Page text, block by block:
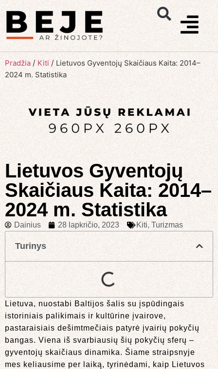
Pradžia / Kiti / Lietuvos Gyventojų Skaičiaus Kaita: 2014–
2024 m. Statistika
Lietuvos Gyventojų
Skaičiaus Kaita: 2014–
2024 m. Statistika
Dainius 28 lapkričio, 2023 Kiti, Turizmas
Turinys
Lietuva, nuostabi Baltijos šalis su įspūdingais
istoriniais palikimais ir kultūrine įvairove,
pastaraisiais dešimtmečiais patyrė įvairių pokyčių
bangas. Viena iš svarbiausių šių pokyčių sferų –
gyventojų skaičiaus dinamika. Šiame straipsnyje
mes keliausime per laiką, tyrinėdami, kaip Lietuvos